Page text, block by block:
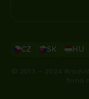
CZ SK HU